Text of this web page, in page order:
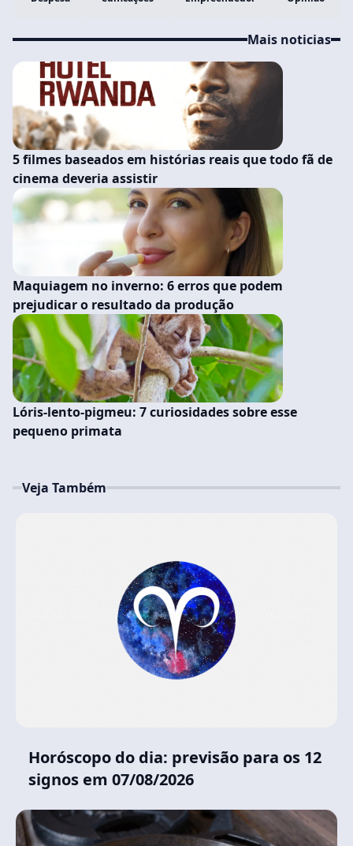
Mais noticias
5 filmes baseados em histórias reais que todo fã de
cinema deveria assistir
Maquiagem no inverno: 6 erros que podem
prejudicar o resultado da produção
Lóris-lento-pigmeu: 7 curiosidades sobre esse
pequeno primata
Veja Também
Horóscopo do dia: previsão para os 12
signos em 07/08/2026